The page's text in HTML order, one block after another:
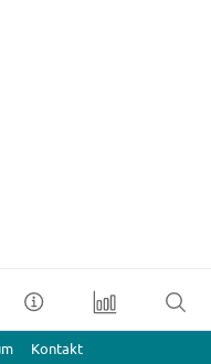
Kontakt